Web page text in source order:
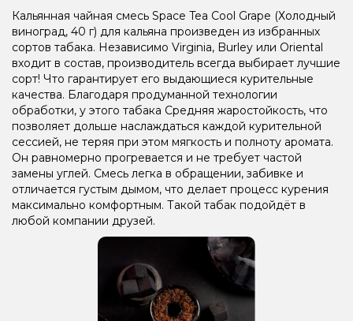
Кальянная чайная смесь Space Tea Cool Grape (Холодный
виноград, 40 г) для кальяна произведен из избранных
сортов табака. Независимо Virginia, Burley или Oriental
входит в состав, производитель всегда выбирает лучшие
сорт! Что гарантирует его выдающиеся курительные
качества. Благодаря продуманной технологии
обработки, у этого табака Средняя жаростойкость, что
позволяет дольше наслаждаться каждой курительной
сессией, не теряя при этом мягкость и полноту аромата.
Он равномерно прогревается и не требует частой
замены углей. Смесь легка в обращении, забивке и
отличается густым дымом, что делает процесс курения
максимально комфортным. Такой табак подойдёт в
любой компании друзей.